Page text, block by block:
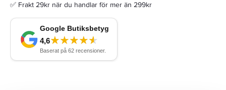
✅ Frakt 29kr när du handlar för mer än 299kr